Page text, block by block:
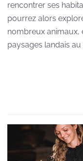
rencontrer ses
pourrez alors
nombreux animaux,
paysages landais